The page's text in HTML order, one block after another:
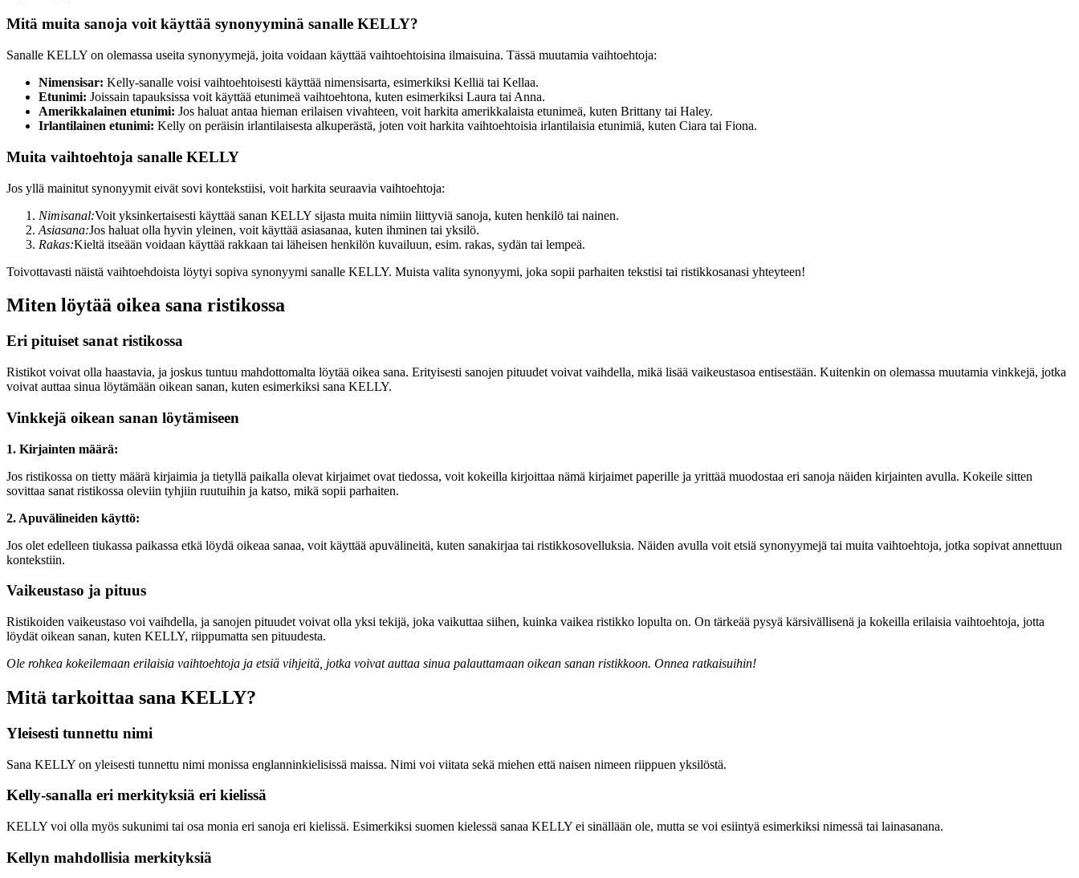
Mitä muita sanoja voit käyttää synonyyminä sanalle KELLY?
Sanalle KELLY on olemassa useita synonyymejä, joita voidaan käyttää vaihtoehtoisina ilmaisuina. Tässä muutamia vaihtoehtoja:
Nimensisar: Kelly-sanalle voisi vaihtoehtoisesti käyttää nimensisarta, esimerkiksi Kelliä tai Kellaa.
Etunimi: Joissain tapauksissa voit käyttää etunimeä vaihtoehtona, kuten esimerkiksi Laura tai Anna.
Amerikkalainen etunimi: Jos haluat antaa hieman erilaisen vivahteen, voit harkita amerikkalaista etunimeä, kuten Brittany tai Haley.
Irlantilainen etunimi: Kelly on peräisin irlantilaisesta alkuperästä, joten voit harkita vaihtoehtoisia irlantilaisia etunimiä, kuten Ciara tai Fiona.
Muita vaihtoehtoja sanalle KELLY
Jos yllä mainitut synonyymit eivät sovi kontekstiisi, voit harkita seuraavia vaihtoehtoja:
Nimisanal:Voit yksinkertaisesti käyttää sanan KELLY sijasta muita nimiin liittyviä sanoja, kuten henkilö tai nainen.
Asiasana:Jos haluat olla hyvin yleinen, voit käyttää asiasanaa, kuten ihminen tai yksilö.
Rakas:Kieltä itseään voidaan käyttää rakkaan tai läheisen henkilön kuvailuun, esim. rakas, sydän tai lempeä.
Toivottavasti näistä vaihtoehdoista löytyi sopiva synonyymi sanalle KELLY. Muista valita synonyymi, joka sopii parhaiten tekstisi tai ristikkosanasi yhteyteen!
Miten löytää oikea sana ristikossa
Eri pituiset sanat ristikossa
Ristikot voivat olla haastavia, ja joskus tuntuu mahdottomalta löytää oikea sana. Erityisesti sanojen pituudet voivat vaihdella, mikä lisää vaikeustasoa entisestään. Kuitenkin on olemassa muutamia vinkkejä, jotka
voivat auttaa sinua löytämään oikean sanan, kuten esimerkiksi sana KELLY.
Vinkkejä oikean sanan löytämiseen
1. Kirjainten määrä:
Jos ristikossa on tietty määrä kirjaimia ja tietyllä paikalla olevat kirjaimet ovat tiedossa, voit kokeilla kirjoittaa nämä kirjaimet paperille ja yrittää muodostaa eri sanoja näiden kirjainten avulla. Kokeile sitten
sovittaa sanat ristikossa oleviin tyhjiin ruutuihin ja katso, mikä sopii parhaiten.
2. Apuvälineiden käyttö:
Jos olet edelleen tiukassa paikassa etkä löydä oikeaa sanaa, voit käyttää apuvälineitä, kuten sanakirjaa tai ristikkosovelluksia. Näiden avulla voit etsiä synonyymejä tai muita vaihtoehtoja, jotka sopivat annettuun
kontekstiin.
Vaikeustaso ja pituus
Ristikoiden vaikeustaso voi vaihdella, ja sanojen pituudet voivat olla yksi tekijä, joka vaikuttaa siihen, kuinka vaikea ristikko lopulta on. On tärkeää pysyä kärsivällisenä ja kokeilla erilaisia vaihtoehtoja, jotta
löydät oikean sanan, kuten KELLY, riippumatta sen pituudesta.
Ole rohkea kokeilemaan erilaisia vaihtoehtoja ja etsiä vihjeitä, jotka voivat auttaa sinua palauttamaan oikean sanan ristikkoon. Onnea ratkaisuihin!
Mitä tarkoittaa sana KELLY?
Yleisesti tunnettu nimi
Sana KELLY on yleisesti tunnettu nimi monissa englanninkielisissä maissa. Nimi voi viitata sekä miehen että naisen nimeen riippuen yksilöstä.
Kelly-sanalla eri merkityksiä eri kielissä
KELLY voi olla myös sukunimi tai osa monia eri sanoja eri kielissä. Esimerkiksi suomen kielessä sanaa KELLY ei sinällään ole, mutta se voi esiintyä esimerkiksi nimessä tai lainasanana.
Kellyn mahdollisia merkityksiä